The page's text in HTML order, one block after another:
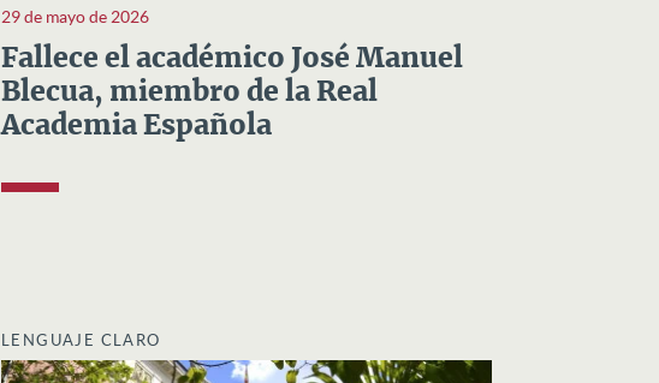
29 de mayo de 2026
Fallece el académico José Manuel
Blecua, miembro de la Real
Academia Española
LENGUAJE CLARO